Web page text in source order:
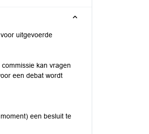
uitgevoerde
kan vragen
een debat wordt
een besluit te